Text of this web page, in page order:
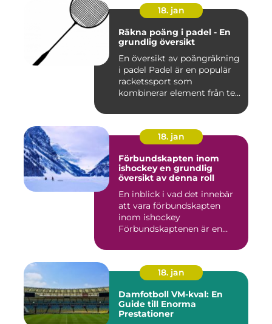
18. jan
Räkna poäng i padel - En
grundlig översikt
En översikt av poängräkning
i padel Padel är en populär
racketssport som
kombinerar element från te...
18. jan
Förbundskapten inom
ishockey en grundlig
översikt av denna roll
En inblick i vad det innebär
att vara förbundskapten
inom ishockey
Förbundskaptenen är en
18. jan
Damfotboll VM-kval: En
Guide till Enorma
Prestationer